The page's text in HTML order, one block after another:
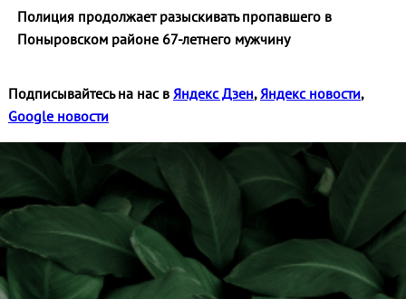
Полиция продолжает разыскивать пропавшего в
Поныровском районе 67-летнего мужчину
Подписывайтесь на нас в Яндекс Дзен, Яндекс новости,
Google новости